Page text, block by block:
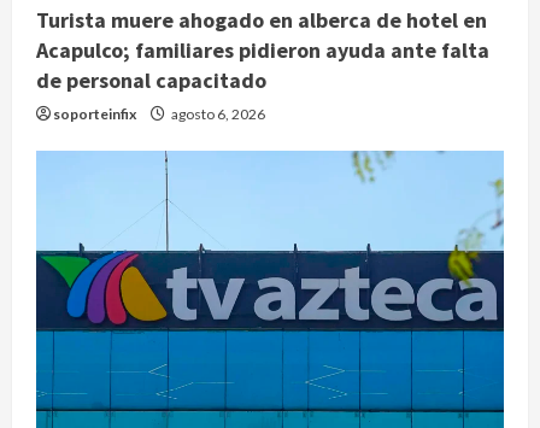
Turista muere ahogado en alberca de hotel en
Acapulco; familiares pidieron ayuda ante falta
de personal capacitado
soporteinfix agosto 6, 2026